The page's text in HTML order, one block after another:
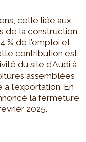
celle liée aux
de la construction
% de l’emploi et
contribution est
du site d’Audi à
assemblées
l’exportation. En
la fermeture
2025.